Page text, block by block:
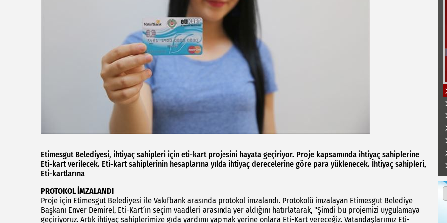
Etimesgut Belediyesi, ihtiyaç sahipleri için eti-kart projesini hayata geçiriyor. Proje kapsamında ihtiyaç sahiplerine
Eti-kart verilecek. Eti-kart sahiplerinin hesaplarına yılda ihtiyaç derecelerine göre para yüklenecek. İhtiyaç sahipleri,
Eti-kartlarına
PROTOKOL İMZALANDI
Proje için Etimesgut Belediyesi ile Vakıfbank arasında protokol imzalandı. Protokolü imzalayan Etimesgut Belediye
Başkanı Enver Demirel, Eti-Kart´ın seçim vaadleri arasında yer aldığını hatırlatarak, "Şimdi bu projemizi uygulamaya
geçiriyoruz. Artık ihtiyaç sahiplerimize gıda yardımı yapmak yerine onlara Eti-Kart vereceğiz. Vatandaşlarımız Eti-